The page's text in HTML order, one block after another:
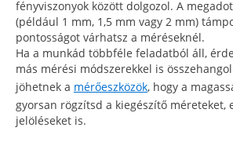
fényviszonyok között dolgozol. A
(például 1 mm, 1,5 mm vagy 2 mm)
pontosságot várhatsz a méréseknél.
Ha a munkád többféle feladatból áll,
más mérési módszerekkel is
jöhetnek a mérőeszközök, hogy a
gyorsan rögzítsd a kiegészítő méreteket,
jelöléseket is.